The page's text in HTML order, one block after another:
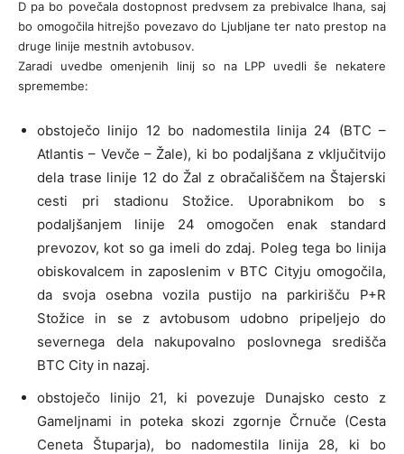
D pa bo povečala dostopnost predvsem za prebivalce Ihana, saj
bo omogočila hitrejšo povezavo do Ljubljane ter nato prestop na
druge linije mestnih avtobusov.
Zaradi uvedbe omenjenih linij so na LPP uvedli še nekatere
spremembe:
obstoječo linijo 12 bo nadomestila linija 24 (BTC –
Atlantis – Vevče – Žale), ki bo podaljšana z vključitvijo
dela trase linije 12 do Žal z obračališčem na Štajerski
cesti pri stadionu Stožice. Uporabnikom bo s
podaljšanjem linije 24 omogočen enak standard
prevozov, kot so ga imeli do zdaj. Poleg tega bo linija
obiskovalcem in zaposlenim v BTC Cityju omogočila,
da svoja osebna vozila pustijo na parkirišču P+R
Stožice in se z avtobusom udobno pripeljejo do
severnega dela nakupovalno poslovnega središča
BTC City in nazaj.
obstoječo linijo 21, ki povezuje Dunajsko cesto z
Gameljnami in poteka skozi zgornje Črnuče (Cesta
Ceneta Štuparja), bo nadomestila linija 28, ki bo